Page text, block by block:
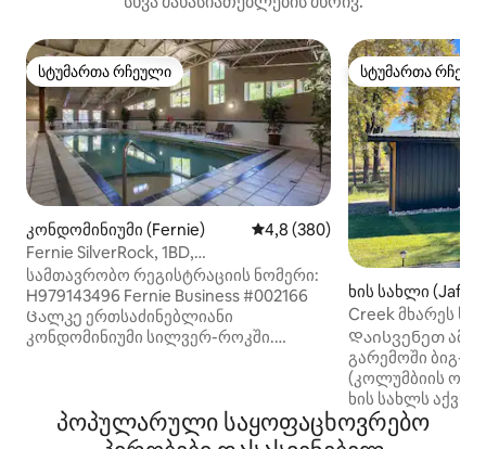
სტუმართა რჩეული
სტუმართა რჩეული
კონდომინიუმი (Fernie) საშუალო შეფასებაა 5‑დან
4,8 (380)
Fernie SilverRock, 1BD,
ჰიდრომასაჟიანი აუზი, აუზი, საუნა,
სპორტდარბაზი
სამთავრობო რეგისტრაციის ნომერი:
H979143496 Fernie Business #002166
Ცალკე ერთსაძინებლიანი
კონდომინიუმი სილვერ-როკში.
ყველა შესანიშნავ სამთო
ველობილიკზე. Დატკბით სრული
სტუმართა
სტუმართა
ხის სახლი
Creek მხარეს
Დაისვენეთ ამ
გარემოში ბიგ-
(კოლუმბიის
ხის სახლს აქვს
ორადგილიანი
გასაშლელი
პოპულარული საყოფაცხოვრებო